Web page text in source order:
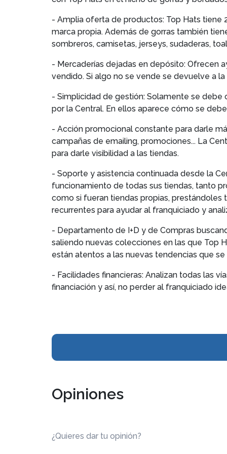
- Amplia oferta de productos: Top Hats tiene
marca propia. Además de gorras también
sombreros, camisetas, jerseys, sudaderas,
- Mercaderías dejadas en depósito: Ofrecen
vendido. Si algo no se vende se devuelve a la
- Simplicidad de gestión: Solamente se debe
por la Central. En ellos aparece cómo se
- Acción promocional constante para darle
campañas de emailing, promociones... La
para darle visibilidad a las tiendas.
- Soporte y asistencia continuada desde la
funcionamiento de todas sus tiendas, tanto
como si fueran tiendas propias, prestándoles
recurrentes para ayudar al franquiciado y
- Departamento de I+D y de Compras
saliendo nuevas colecciones en las que Top
están atentos a las nuevas tendencias que
- Facilidades financieras: Analizan todas las
financiación y así, no perder al franquiciado
Opiniones
¿Quieres dar tu opinión?